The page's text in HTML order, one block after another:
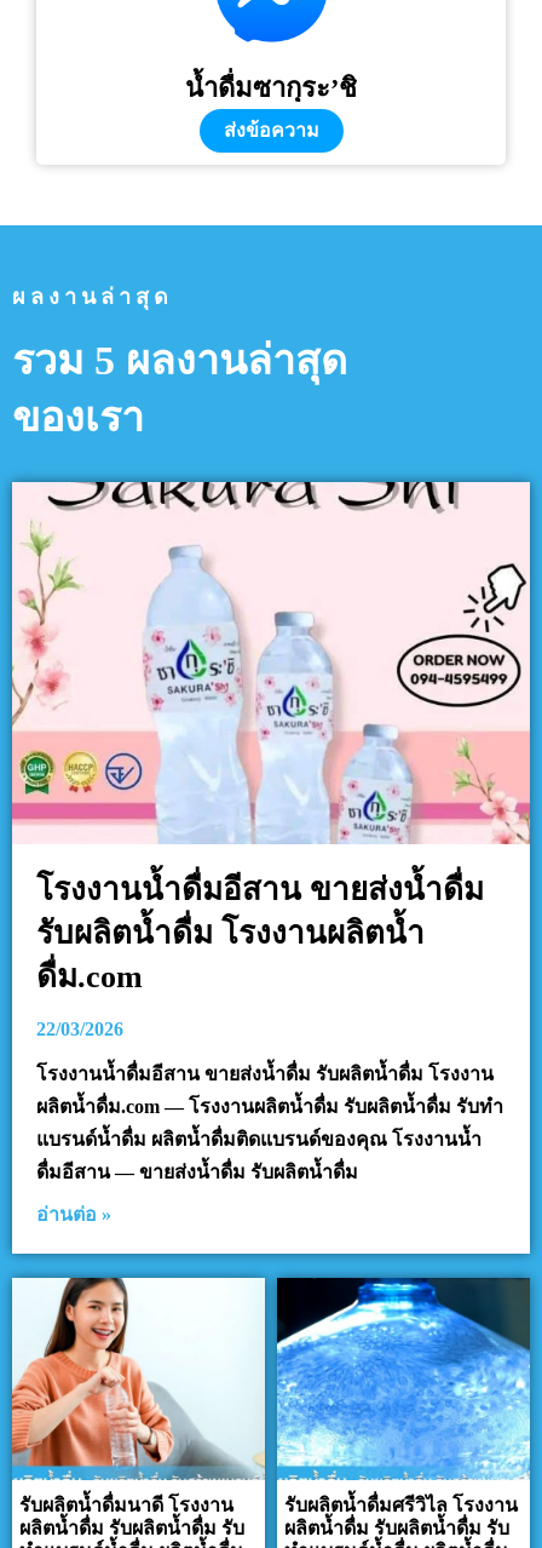
น้ำดื่มซากุระ’ชิ
ส่งข้อความ
ผลงานล่าสุด
รวม 5 ผลงานล่าสุด
ของเรา
โรงงานน้ำดื่มอีสาน ขายส่งน้ำดื่ม
รับผลิตน้ำดื่ม โรงงานผลิตน้ำ
ดื่ม.com
22/03/2026
โรงงานน้ำดื่มอีสาน ขายส่งน้ำดื่ม รับผลิตน้ำดื่ม โรงงาน
ผลิตน้ำดื่ม.com — โรงงานผลิตน้ำดื่ม รับผลิตน้ำดื่ม รับทำ
แบรนด์น้ำดื่ม ผลิตน้ำดื่มติดแบรนด์ของคุณ โรงงานน้ำ
ดื่มอีสาน — ขายส่งน้ำดื่ม รับผลิตน้ำดื่ม
อ่านต่อ »
รับผลิตน้ำดื่มนาดี โรงงาน
ผลิตน้ำดื่ม รับผลิตน้ำดื่ม รับ
รับผลิตน้ำดื่มศรีวิไล โรงงาน
ผลิตน้ำดื่ม รับผลิตน้ำดื่ม รับ